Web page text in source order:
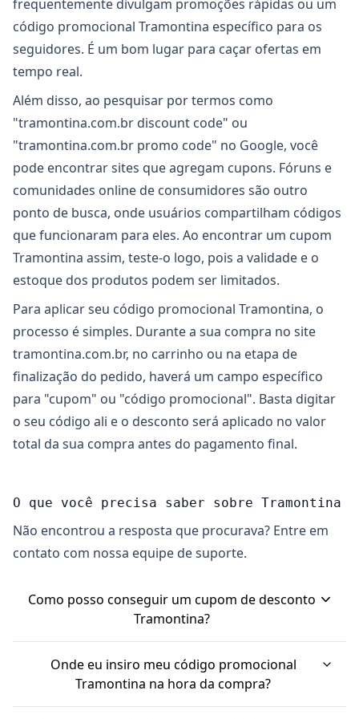
frequentemente divulgam promoções rápidas ou um
código promocional Tramontina específico para os
seguidores. É um bom lugar para caçar ofertas em
tempo real.
Além disso, ao pesquisar por termos como
"tramontina.com.br discount code" ou
"tramontina.com.br promo code" no Google, você
pode encontrar sites que agregam cupons. Fóruns e
comunidades online de consumidores são outro
ponto de busca, onde usuários compartilham códigos
que funcionaram para eles. Ao encontrar um cupom
Tramontina assim, teste-o logo, pois a validade e o
estoque dos produtos podem ser limitados.
Para aplicar seu código promocional Tramontina, o
processo é simples. Durante a sua compra no site
tramontina.com.br, no carrinho ou na etapa de
finalização do pedido, haverá um campo específico
para "cupom" ou "código promocional". Basta digitar
o seu código ali e o desconto será aplicado no valor
total da sua compra antes do pagamento final.
O que você precisa saber sobre Tramontina
Não encontrou a resposta que procurava? Entre em
contato com nossa equipe de suporte.
Como posso conseguir um cupom de desconto
Tramontina?
Existem algumas formas de encontrar um cupom
de desconto Tramontina. Muitas vezes, a própria
loja oficial oferece um código promocional de
Onde eu insiro meu código promocional
Tramontina na hora da compra?